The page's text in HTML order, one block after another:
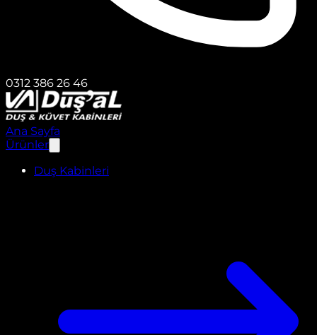
0312 386 26 46
Ana Sayfa
Ürünler
Duş Kabinleri